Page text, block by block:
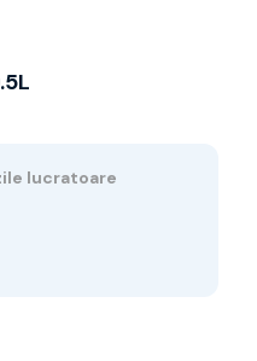
lucratoare